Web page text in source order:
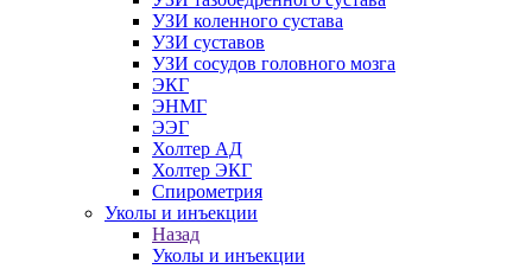
УЗИ коленного сустава
УЗИ суставов
УЗИ сосудов головного мозга
ЭКГ
ЭНМГ
ЭЭГ
Холтер АД
Холтер ЭКГ
Спирометрия
Уколы и инъекции
Назад
Уколы и инъекции